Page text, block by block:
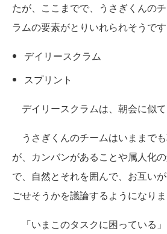
たが、ここまでで、うさぎくんの
ラムの要素がとりいれられそうです
デイリースクラム
スプリント
デイリースクラムは、朝会に似て
うさぎくんのチームはいままで
が、カンバンがあることや属人化
で、自然とそれを囲んで、お互い
ごせそうかを議論するようになりま
「いまこのタスクに困っている